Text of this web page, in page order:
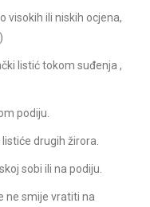
visokih ili niskih ocjena,
listić tokom suđenja ,
podiju.
drugih žirora.
sobi ili na podiju.
ne smije vratiti na